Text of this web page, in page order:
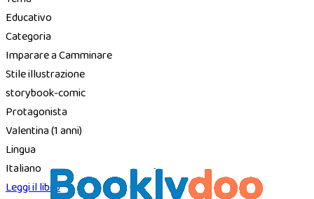
Educativo
Categoria
Imparare a Camminare
Stile illustrazione
storybook-comic
Protagonista
Valentina(1 anni)
Lingua
Italiano
Leggi il libro